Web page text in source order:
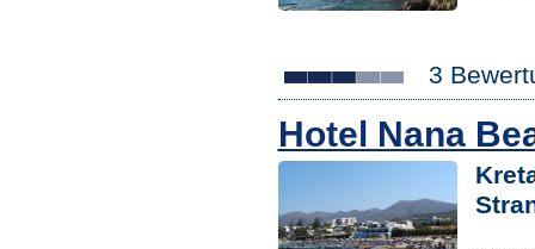
3
Hotel Nana